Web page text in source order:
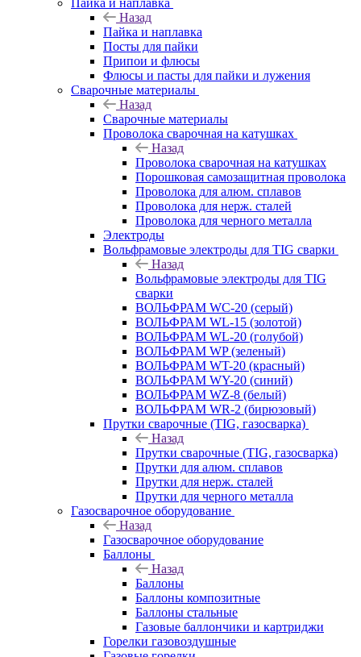
Пайка и наплавка
Назад
Пайка и наплавка
Посты для пайки
Припои и флюсы
Флюсы и пасты для пайки и лужения
Сварочные материалы
Назад
Сварочные материалы
Проволока сварочная на катушках
Назад
Проволока сварочная на катушках
Порошковая самозащитная проволока
Проволока для алюм. сплавов
Проволока для нерж. сталей
Проволока для черного металла
Электроды
Вольфрамовые электроды для TIG сварки
Назад
Вольфрамовые электроды для TIG
сварки
ВОЛЬФРАМ WC-20 (серый)
ВОЛЬФРАМ WL-15 (золотой)
ВОЛЬФРАМ WL-20 (голубой)
ВОЛЬФРАМ WP (зеленый)
ВОЛЬФРАМ WT-20 (красный)
ВОЛЬФРАМ WY-20 (синий)
ВОЛЬФРАМ WZ-8 (белый)
ВОЛЬФРАМ WR-2 (бирюзовый)
Прутки сварочные (TIG, газосварка)
Назад
Прутки сварочные (TIG, газосварка)
Прутки для алюм. сплавов
Прутки для нерж. сталей
Прутки для черного металла
Газосварочное оборудование
Назад
Газосварочное оборудование
Баллоны
Назад
Баллоны
Баллоны композитные
Баллоны стальные
Газовые баллончики и картриджи
Горелки газовоздушные